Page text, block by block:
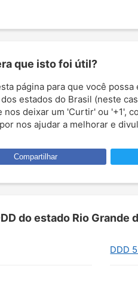
que isto foi útil?
página para que você
estados do Brasil (neste
nos deixar um 'Curtir' ou '+1',
nos ajudar a melhorar e
Compartilhar
do estado Rio Grande
DDD